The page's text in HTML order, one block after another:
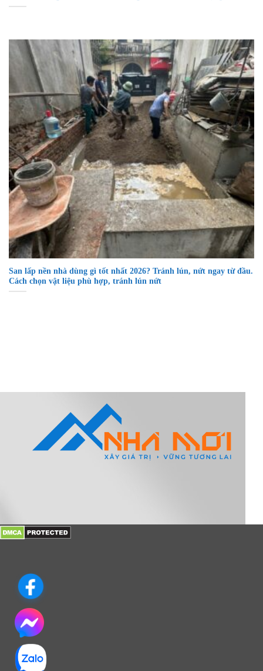
San lấp nền nhà dùng gì tốt nhất 2026? Tránh lún, nứt ngay từ đầu.
Cách chọn vật liệu phù hợp, tránh lún nứt